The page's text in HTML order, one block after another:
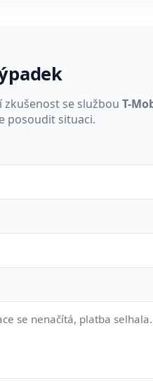
se službou T-
posoudit situaci.